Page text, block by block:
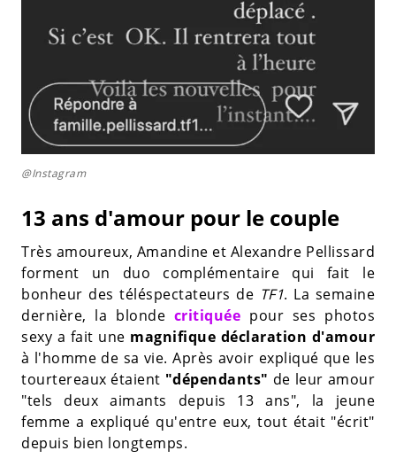
@Instagram
13 ans d'amour pour le couple
Très amoureux, Amandine et Alexandre Pellissard
forment un duo complémentaire qui fait le
bonheur des téléspectateurs de TF1. La semaine
dernière, la blonde critiquée pour ses photos
sexy a fait une magnifique déclaration d'amour
à l'homme de sa vie. Après avoir expliqué que les
tourtereaux étaient "dépendants" de leur amour
"tels deux aimants depuis 13 ans", la jeune
femme a expliqué qu'entre eux, tout était "écrit"
depuis bien longtemps.